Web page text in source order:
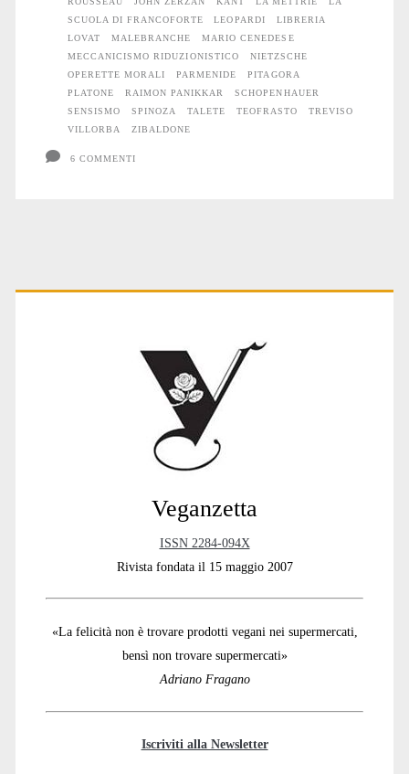
selvaggi
SCUOLA DI FRANCOFORTE
LEOPARDI
LIBRERIA
LOVAT
MALEBRANCHE
MARIO CENEDESE
MECCANICISMO RIDUZIONISTICO
NIETZSCHE
OPERETTE MORALI
PARMENIDE
PITAGORA
PLATONE
RAIMON PANIKKAR
SCHOPENHAUER
SENSISMO
SPINOZA TALETE TEOFRASTO
TREVISO
VILLORBA
ZIBALDONE
6 COMMENTI
Primary
Veganzetta
ISSN 2284-094X
Rivista fondata il 15 maggio 2007
«La felicità non è trovare prodotti vegani nei supermercati,
bensì non trovare supermercati»
Adriano Fragano
Iscriviti alla Newsletter